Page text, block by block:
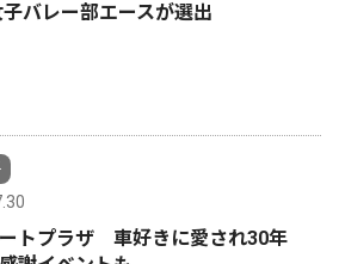
バレー部エースが選出
ートプラザ 車好きに愛され30年